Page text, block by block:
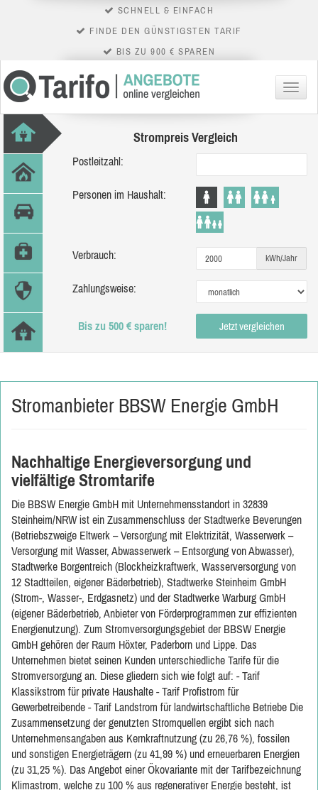
SCHNELL & EINFACH
FINDE DEN GÜNSTIGSTEN TARIF
BIS ZU 900 € SPAREN
Menü
Strompreis Vergleich
Postleitzahl:
Personen im Haushalt:
Verbrauch: kWh/Jahr
Zahlungsweise:
Bis zu 500 € sparen! Jetzt vergleichen
Stromanbieter BBSW Energie GmbH
Nachhaltige Energieversorgung und
vielfältige Stromtarife
Die BBSW Energie GmbH mit Unternehmensstandort in 32839
Steinheim/NRW ist ein Zusammenschluss der Stadtwerke Beverungen
(Betriebszweige Eltwerk – Versorgung mit Elektrizität, Wasserwerk –
Versorgung mit Wasser, Abwasserwerk – Entsorgung von Abwasser),
Stadtwerke Borgentreich (Blockheizkraftwerk, Wasserversorgung von
12 Stadtteilen, eigener Bäderbetrieb), Stadtwerke Steinheim GmbH
(Strom-, Wasser-, Erdgasnetz) und der Stadtwerke Warburg GmbH
(eigener Bäderbetrieb, Anbieter von Förderprogrammen zur effizienten
Energienutzung). Zum Stromversorgungsgebiet der BBSW Energie
GmbH gehören der Raum Höxter, Paderborn und Lippe. Das
Unternehmen bietet seinen Kunden unterschiedliche Tarife für die
Stromversorgung an. Diese gliedern sich wie folgt auf: - Tarif
Klassikstrom für private Haushalte - Tarif Profistrom für
Gewerbetreibende - Tarif Landstrom für landwirtschaftliche Betriebe Die
Zusammensetzung der genutzten Stromquellen ergibt sich nach
Unternehmensangaben aus Kernkraftnutzung (zu 26,76 %), fossilen
und sonstigen Energieträgern (zu 41,99 %) und erneuerbaren Energien
(zu 31,25 %). Das Angebot einer Ökovariante mit der Tarifbezeichnung
Klimastrom, welche zu 100 % aus regenerativer Energie besteht, ist